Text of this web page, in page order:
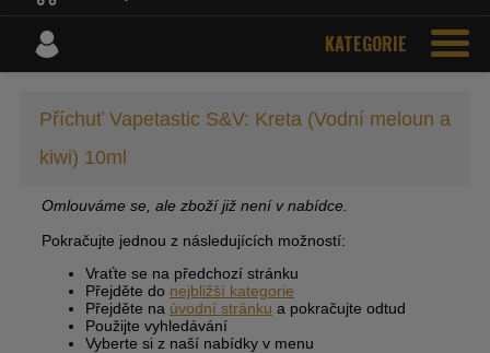
KATEGORIE
Příchuť Vapetastic S&V: Kreta (Vodní meloun a
kiwi) 10ml
Omlouváme se, ale zboží již není v nabídce.
Pokračujte jednou z následujících možností:
Vraťte se na předchozí stránku
Přejděte do nejbližší kategorie
Přejděte na úvodní stránku a pokračujte odtud
Použijte vyhledávání
Vyberte si z naší nabídky v menu